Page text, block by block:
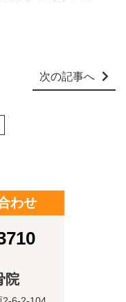
次の記事へ
わせ
院